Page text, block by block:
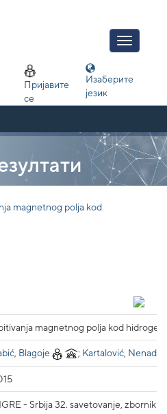
Пријавите
се
Изаберите
језик
magnetnog polja kod
magnetnog polja kod
Blagoje ; Kartalović, Nenad
- Srbija 32. savetovanje, zbornik